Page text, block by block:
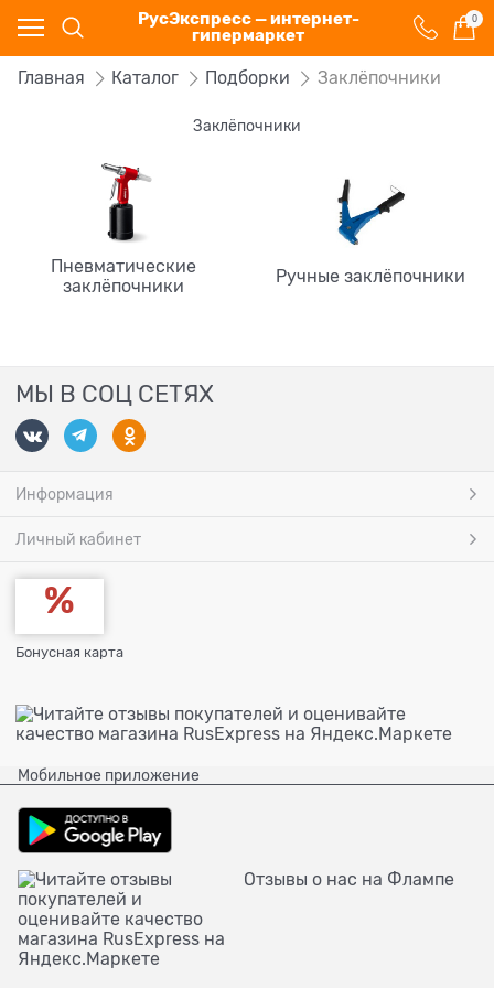
РусЭкспресс — интернет-
гипермаркет
0
Главная Каталог Подборки Заклёпочники
Заклёпочники
Пневматические
заклёпочники
Ручные заклёпочники
МЫ В СОЦ СЕТЯХ
Информация
Личный кабинет
Бонусная карта
Мобильное приложение
Отзывы о нас на Флампе